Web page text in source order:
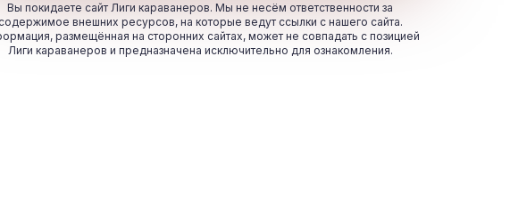
Вы покидаете сайт Лиги караванеров. Мы не несём ответственности за
внешних ресурсов, на которые ведут ссылки с нашего сайта.
размещённая на сторонних сайтах, может не совпадать с позицией
Лиги караванеров и предназначена исключительно для ознакомления.